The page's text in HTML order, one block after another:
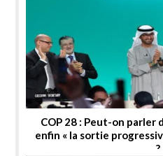
COP 28 : Peut-on parler
enfin « la sortie
?